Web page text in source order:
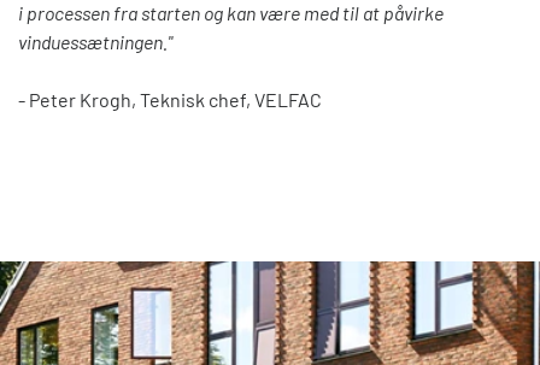
i processen fra starten og kan være med til at påvirke
vinduessætningen. "
- Peter Krogh, Teknisk chef, VELFAC